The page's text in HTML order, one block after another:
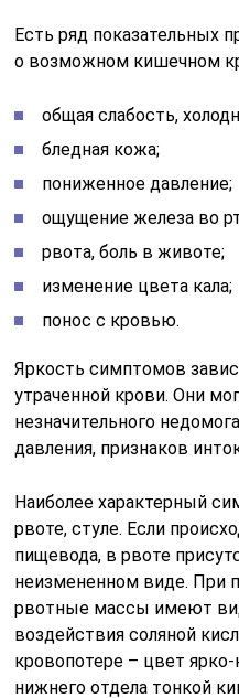
Есть ряд показательных
о возможном кишечном
общая слабость,
бледная кожа;
пониженное давление;
ощущение железа во
рвота, боль в животе;
изменение цвета кала;
понос с кровью.
Яркость симптомов
утраченной крови. Они
незначительного
давления, признаков
Наиболее характерный
рвоте, стуле. Если
пищевода, в рвоте
неизмененном виде. При
рвотные массы имеют
воздействия соляной
кровопотере – цвет
нижнего отдела тонкой